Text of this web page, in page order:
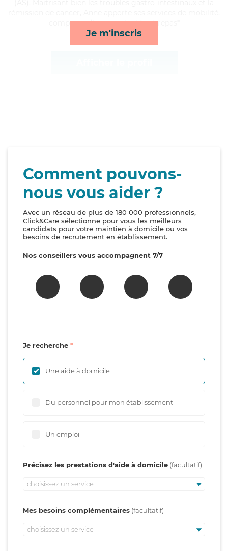
Je m'inscris
compagnie/loisirs, activités et repas*
Comment pouvons-
nous vous aider ?
Avec un réseau de plus de 180 000 professionnels,
Click&Care sélectionne pour vous les meilleurs
candidats pour votre maintien à domicile ou vos
besoins de recrutement en établissement.
Nos conseillers vous accompagnent 7/7
Je recherche
Une aide à domicile
Du personnel pour mon établissement
Un emploi
Précisez les prestations d'aide à domicile
choisissez un service
Mes besoins complémentaires
choisissez un service